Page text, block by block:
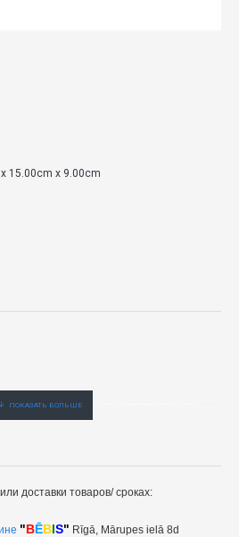
15.00cm x 9.00cm
: купить быстро, удобно и по низкой цене. Официальный дистрибьютер.er.
доставки товаров/ сроках:
"BĒBIS" Rīgā, Mārupes ielā 8d